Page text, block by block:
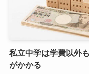
私立中学は学費以外
がかかる